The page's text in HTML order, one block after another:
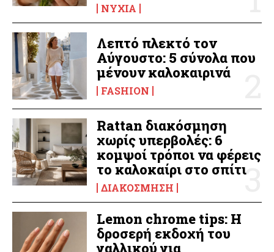
ΝΎΧΙΑ
Λεπτό πλεκτό τον
Αύγουστο: 5 σύνολα που
μένουν καλοκαιρινά
FASHION
Rattan διακόσμηση
χωρίς υπερβολές: 6
κομψοί τρόποι να φέρεις
το καλοκαίρι στο σπίτι
ΔΙΑΚΌΣΜΗΣΗ
Lemon chrome tips: Η
δροσερή εκδοχή του
γαλλικού για